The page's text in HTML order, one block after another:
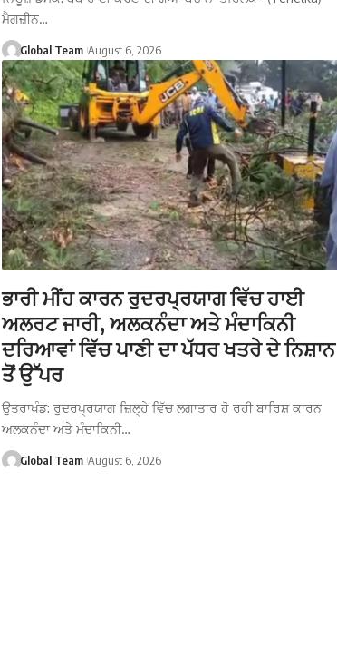
ਮੈਗਜ਼ੀਨ…
Global Team August 6, 2026
ਭਾਰੀ ਮੀਂਹ ਕਾਰਨ ਰੁਦਰਪ੍ਰਯਾਗ ਵਿੱਚ ਹਾਈ
ਅਲਰਟ ਜਾਰੀ, ਅਲਕਨੰਦਾ ਅਤੇ ਮੰਦਾਕਿਨੀ
ਦਰਿਆਵਾਂ ਵਿੱਚ ਪਾਣੀ ਦਾ ਪੱਧਰ ਖਤਰੇ ਦੇ ਨਿਸ਼ਾਨ
ਤੋਂ ਉੱਪਰ
ਉਤਰਾਖੰਡ: ਰੁਦਰਪ੍ਰਯਾਗ ਜ਼ਿਲ੍ਹੇ ਵਿੱਚ ਲਗਾਤਾਰ ਹੋ ਰਹੀ ਬਾਰਿਸ਼ ਕਾਰਨ
ਅਲਕਨੰਦਾ ਅਤੇ ਮੰਦਾਕਿਨੀ…
Global Team August 6, 2026